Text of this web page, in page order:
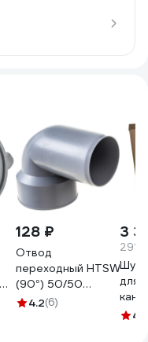
128 ₽
Отвод
переходный HTSW
(90°) 50/50
Ostendorf 112950
4.2(6)
3
для
труб
4.5